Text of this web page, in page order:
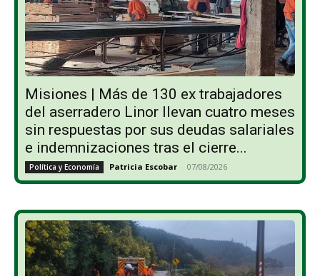
Misiones | Más de 130 ex trabajadores
del aserradero Linor llevan cuatro meses
sin respuestas por sus deudas salariales
e indemnizaciones tras el cierre...
Política y Economía Patricia Escobar - 07/08/2026